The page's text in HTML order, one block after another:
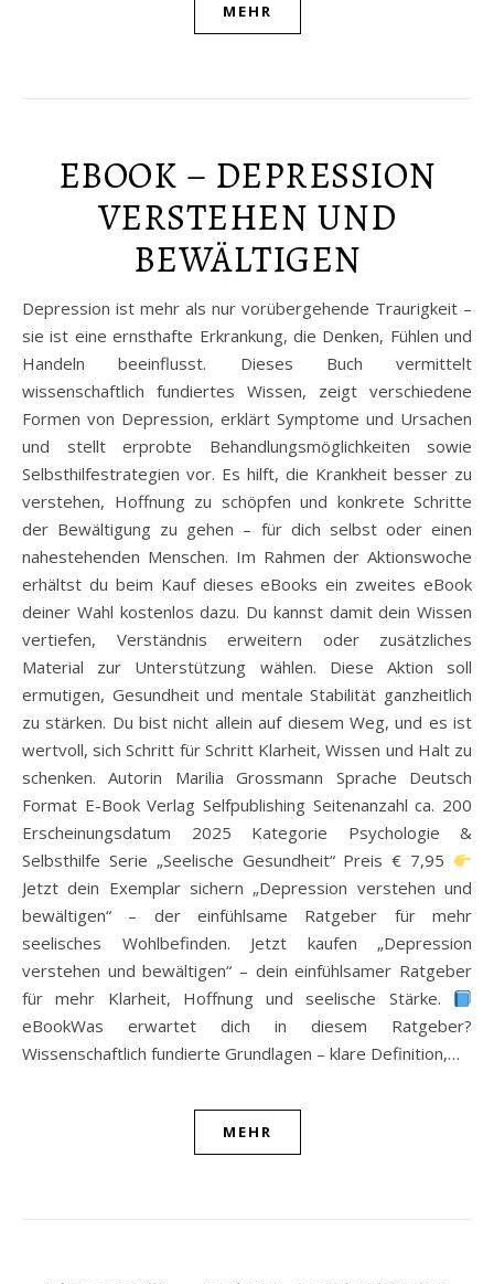
MEHR
EBOOK – DEPRESSION
VERSTEHEN UND
BEWÄLTIGEN
Depression ist mehr als nur vorübergehende Traurigkeit –
sie ist eine ernsthafte Erkrankung, die Denken, Fühlen und
Handeln beeinflusst. Dieses Buch vermittelt
wissenschaftlich fundiertes Wissen, zeigt verschiedene
Formen von Depression, erklärt Symptome und Ursachen
und stellt erprobte Behandlungsmöglichkeiten sowie
Selbsthilfestrategien vor. Es hilft, die Krankheit besser zu
verstehen, Hoffnung zu schöpfen und konkrete Schritte
der Bewältigung zu gehen – für dich selbst oder einen
nahestehenden Menschen. Im Rahmen der Aktionswoche
erhältst du beim Kauf dieses eBooks ein zweites eBook
deiner Wahl kostenlos dazu. Du kannst damit dein Wissen
vertiefen, Verständnis erweitern oder zusätzliches
Material zur Unterstützung wählen. Diese Aktion soll
ermutigen, Gesundheit und mentale Stabilität ganzheitlich
zu stärken. Du bist nicht allein auf diesem Weg, und es ist
wertvoll, sich Schritt für Schritt Klarheit, Wissen und Halt zu
schenken. Autorin Marilia Grossmann Sprache Deutsch
Format E-Book Verlag Selfpublishing Seitenanzahl ca. 200
Erscheinungsdatum 2025 Kategorie Psychologie &
Selbsthilfe Serie „Seelische Gesundheit“ Preis € 7,95
Jetzt dein Exemplar sichern „Depression verstehen und
bewältigen“ – der einfühlsame Ratgeber für mehr
seelisches Wohlbefinden. Jetzt kaufen „Depression
verstehen und bewältigen“ – dein einfühlsamer Ratgeber
für mehr Klarheit, Hoffnung und seelische Stärke.
eBookWas erwartet dich in diesem Ratgeber?
Wissenschaftlich fundierte Grundlagen – klare Definition,…
MEHR